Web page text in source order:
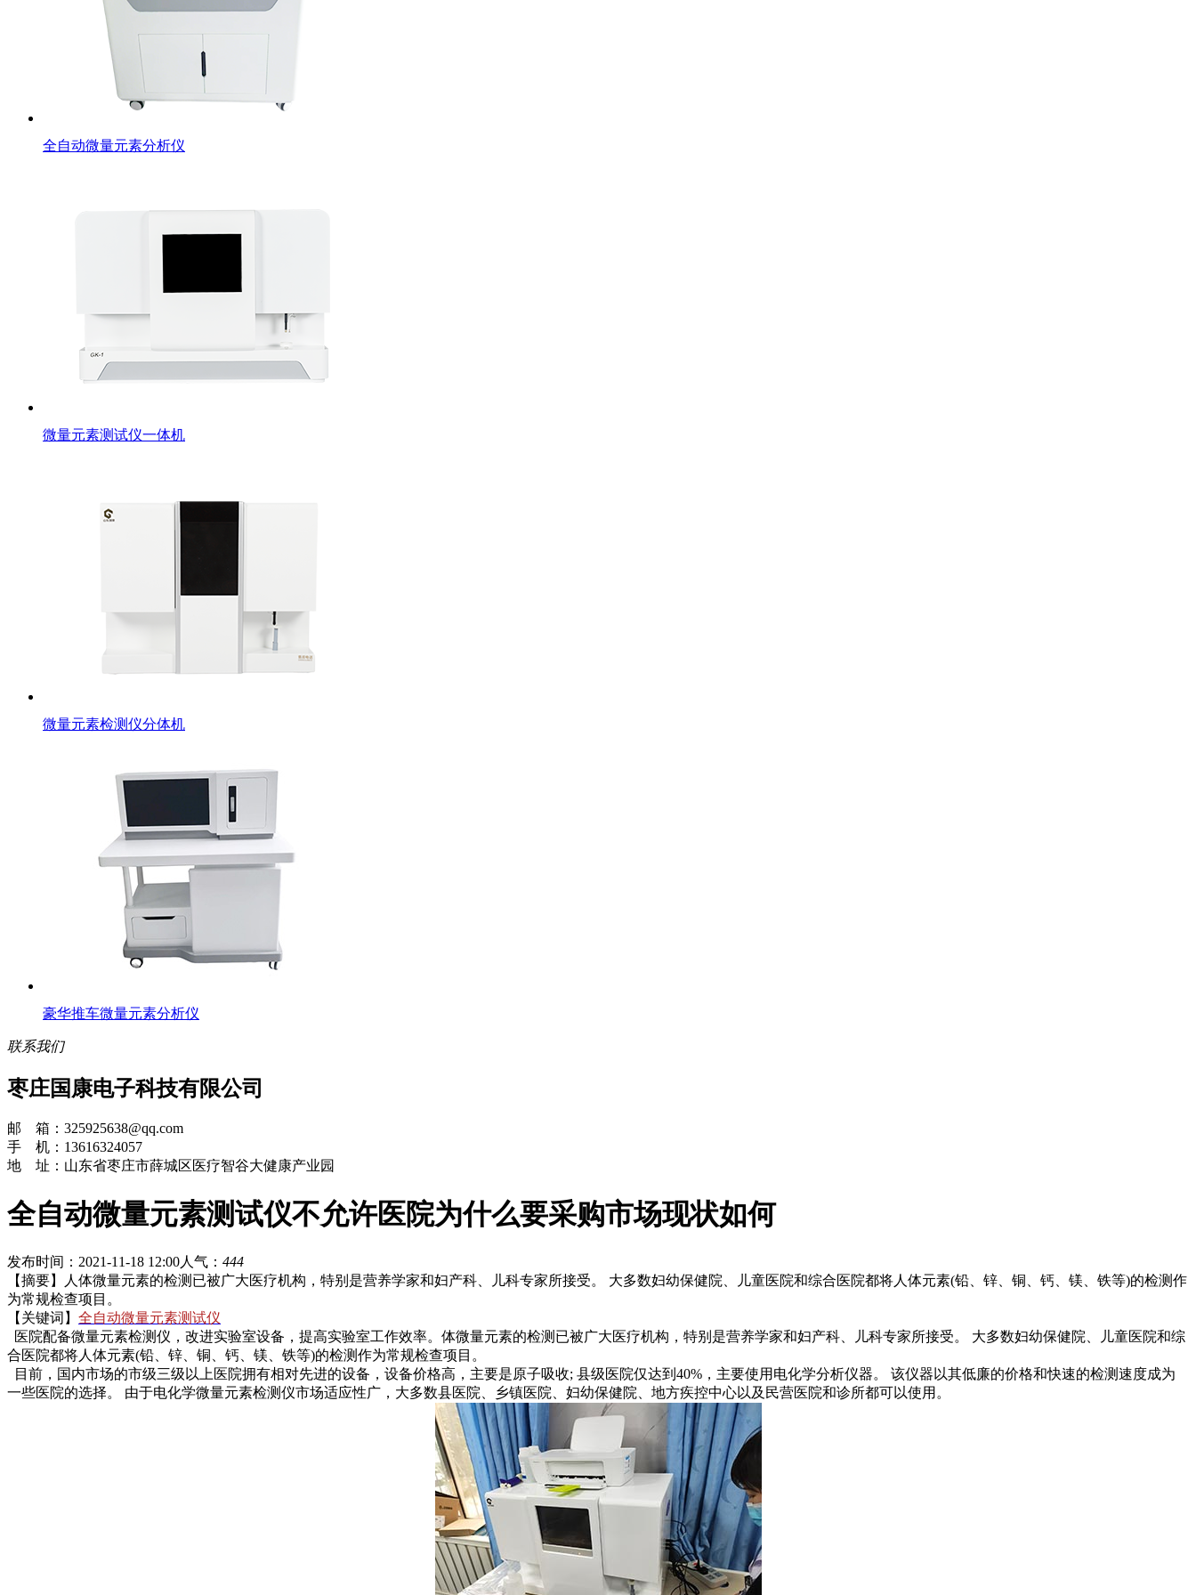
全自动微量元素分析仪
微量元素测试仪一体机
微量元素检测仪分体机
豪华推车微量元素分析仪
联系我们
枣庄国康电子科技有限公司
邮 箱：325925638@qq.com
手 机：13616324057
地 址：山东省枣庄市薛城区医疗智谷大健康产业园
全自动微量元素测试仪不允许医院为什么要采购市场现状如何
发布时间：2021-11-18 12:00人气： 444
【摘要】人体微量元素的检测已被广大医疗机构，特别是营养学家和妇产科、儿科专家所接受。 大多数妇幼保健院、儿童医院和综合医院都将人体元素(铅、锌、铜、钙、镁、铁等)的检测作
为常规检查项目。
【关键词】 全自动微量元素测试仪
医院配备微量元素检测仪，改进实验室设备，提高实验室工作效率。 体微量元素的检测已被广大医疗机构，特别是营养学家和妇产科、儿科专家所接受。 大多数妇幼保健院、儿童医院和综
合医院都将人体元素(铅、锌、铜、钙、镁、铁等)的检测作为常规检查项目。
目前，国内市场的市级三级以上医院拥有相对先进的设备，设备价格高，主要是原子吸收; 县级医院仅达到40%，主要使用电化学分析仪器。 该仪器以其低廉的价格和快速的检测速度成为
一些医院的选择。 由于电化学微量元素检测仪市场适应性广，大多数县医院、乡镇医院、妇幼保健院、地方疾控中心以及民营医院和诊所都可以使用。